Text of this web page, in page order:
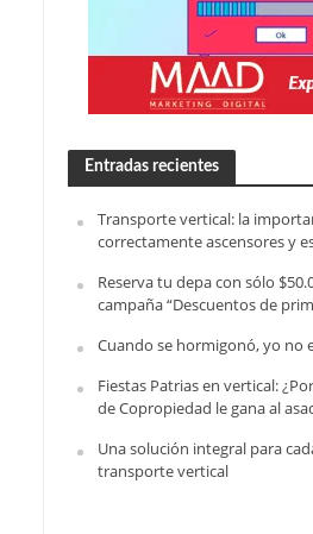
Entradas recientes
Transporte vertical: la
correctamente ascensores y
Reserva tu depa con sólo
campaña “Descuentos de
Cuando se hormigonó, yo no
Fiestas Patrias en vertical:
de Copropiedad le gana al
Una solución integral para
transporte vertical